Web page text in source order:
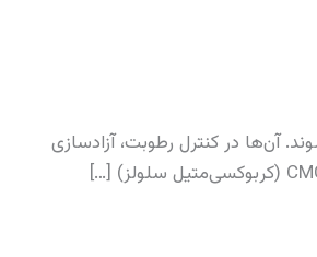
آن‌ها در کنترل رطوبت، آزادسازی